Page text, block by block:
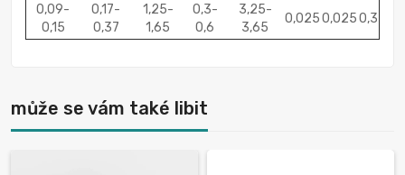
0,09-
0,15
0,17-
0,37
1,25-
1,65
0,3-
0,6
3,25-
3,65
0,0250,0250,3
může se vám také libit